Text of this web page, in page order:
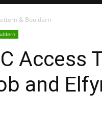
& Bouldern
Access
and